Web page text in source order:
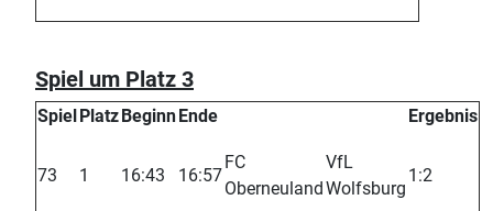
Spiel um Platz 3
SpielPlatzBeginnEnde Ergebnis
73 1 16:43 16:57
FC
Oberneuland
VfL
Wolfsburg
1:2